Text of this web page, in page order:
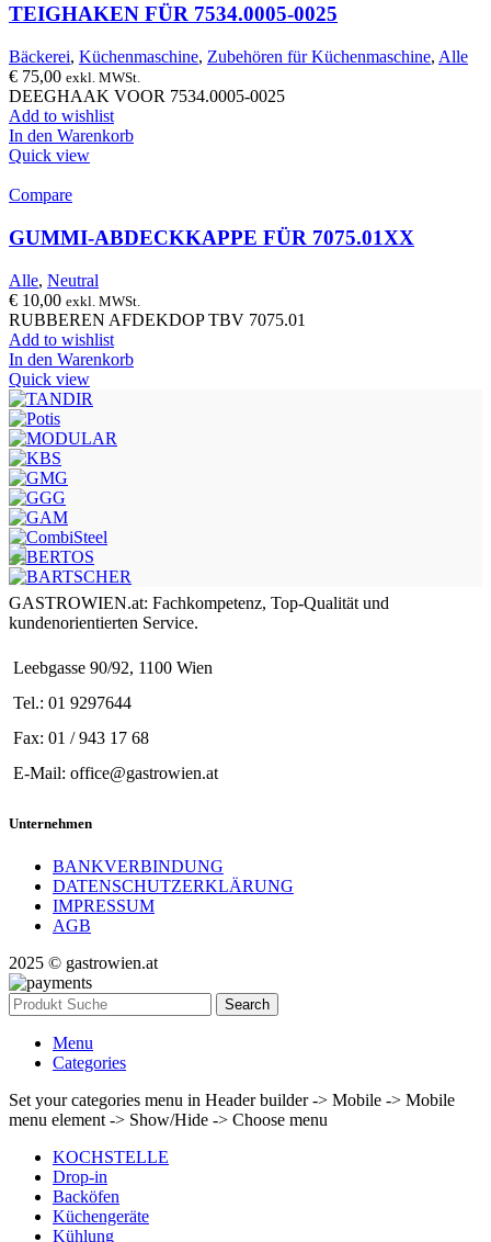
TEIGHAKEN FÜR 7534.0005-0025
Bäckerei, Küchenmaschine, Zubehören für Küchenmaschine, Alle
€ 75,00 exkl. MWSt.
DEEGHAAK VOOR 7534.0005-0025
Add to wishlist
In den Warenkorb
Quick view
Compare
GUMMI-ABDECKKAPPE FÜR 7075.01XX
Alle, Neutral
€ 10,00 exkl. MWSt.
RUBBEREN AFDEKDOP TBV 7075.01
Add to wishlist
In den Warenkorb
Quick view
GASTROWIEN.at: Fachkompetenz, Top-Qualität und
kundenorientierten Service.
Leebgasse 90/92, 1100 Wien
Tel.: 01 9297644
Fax: 01 / 943 17 68
E-Mail: office@gastrowien.at
Unternehmen
BANKVERBINDUNG
DATENSCHUTZERKLÄRUNG
IMPRESSUM
AGB
2025 © gastrowien.at
Search
Menu
Categories
Set your categories menu in Header builder -> Mobile -> Mobile
menu element -> Show/Hide -> Choose menu
KOCHSTELLE
Drop-in
Backöfen
Küchengeräte
Kühlung